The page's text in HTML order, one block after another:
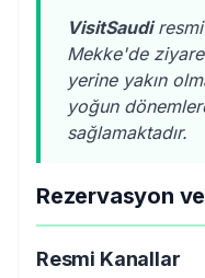
VisitSaudiresmi
Mekke'de
yerine yakın
yoğun
sağlamaktadır.
Rezervasyon
Resmi Kanallar